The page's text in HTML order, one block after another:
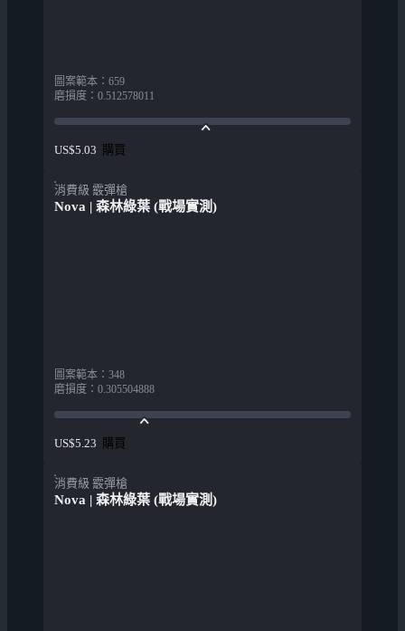
圖案範本 ： 659
磨損度 ： 0.512578011
US$5.03 購買
消費級 霰彈槍
Nova | 森林綠葉 (戰場實測)
圖案範本 ： 348
磨損度 ： 0.305504888
US$5.23 購買
消費級 霰彈槍
Nova | 森林綠葉 (戰場實測)